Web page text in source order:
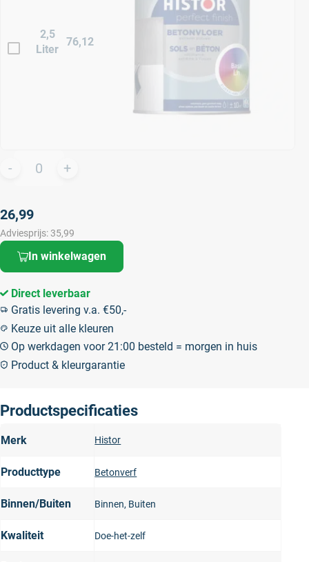
2,5
Liter
76,12
26,99
Adviesprijs: 35,99
In winkelwagen
Direct leverbaar
Gratis levering v.a. €50,-
Keuze uit alle kleuren
Op werkdagen voor 21:00 besteld = morgen in huis
Product & kleurgarantie
Productspecificaties
Merk Histor
Producttype Betonverf
Binnen/Buiten Binnen, Buiten
Kwaliteit Doe-het-zelf